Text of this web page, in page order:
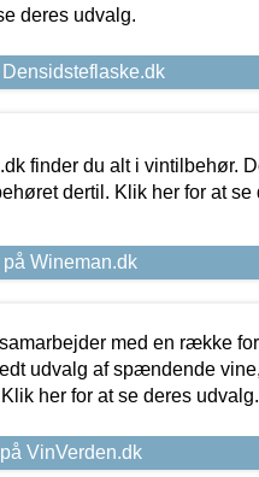
deres udvalg.
finder du alt i vintilbehør.
dertil. Klik her for at se
Wineman.dk
med en række
udvalg af spændende
her for at se deres udvalg.
VinVerden.dk